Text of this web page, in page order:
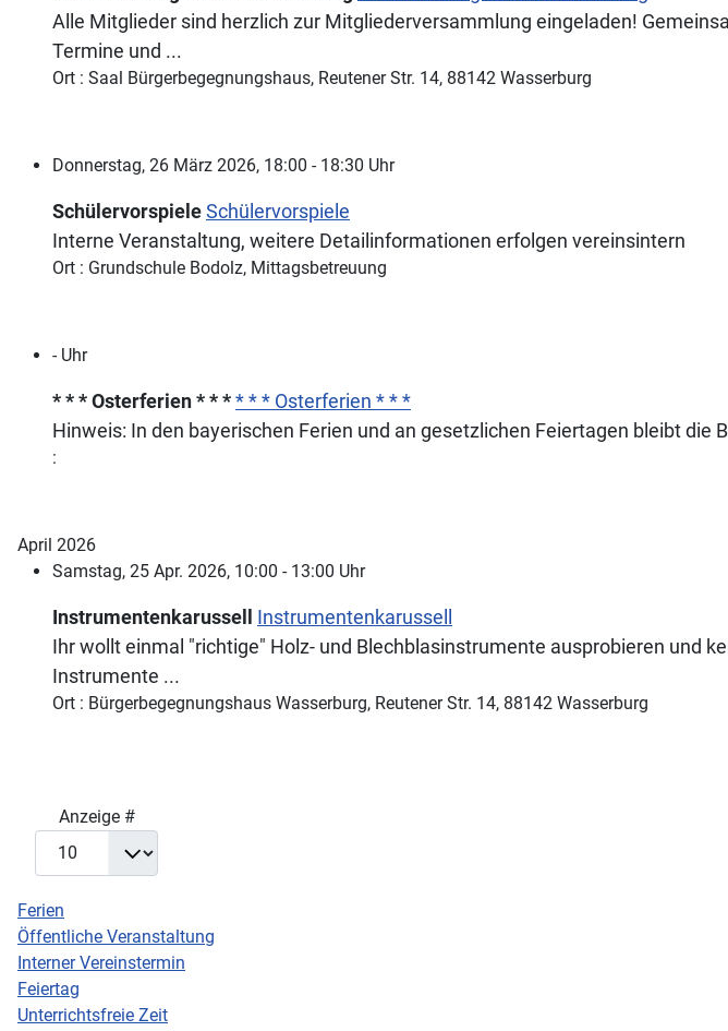
Alle Mitglieder sind herzlich zur Mitgliederversammlung eingeladen!
Termine und ...
Ort : Saal Bürgerbegegnungshaus, Reutener Str. 14, 88142 Wasserburg
Donnerstag, 26 März 2026, 18:00 - 18:30 Uhr
SchülervorspieleSchülervorspiele
Interne Veranstaltung, weitere Detailinformationen erfolgen vereinsintern
Ort : Grundschule Bodolz, Mittagsbetreuung
- Uhr
* * * Osterferien * * ** * * Osterferien * * *
Hinweis: In den bayerischen Ferien und an gesetzlichen Feiertagen bleibt die
:
April 2026
Samstag, 25 Apr. 2026, 10:00 - 13:00 Uhr
Instrumentenkarussell Instrumentenkarussell
Ihr wollt einmal "richtige" Holz- und Blechblasinstrumente ausprobieren und
Instrumente ...
Ort : Bürgerbegegnungshaus Wasserburg, Reutener Str. 14, 88142 Wasserburg
Anzeige #
Ferien
Öffentliche Veranstaltung
Interner Vereinstermin
Feiertag
Unterrichtsfreie Zeit